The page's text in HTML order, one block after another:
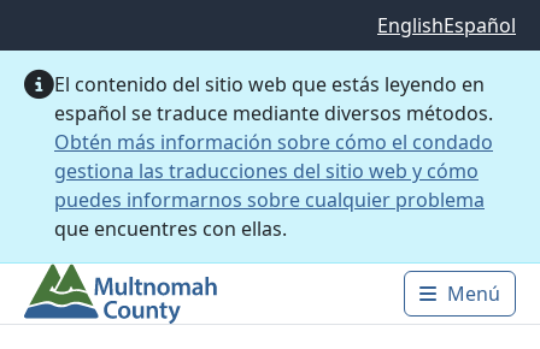
EnglishEspañol
El contenido del sitio web que estás leyendo en
español se traduce mediante diversos métodos.
Obtén más información sobre cómo el condado
gestiona las traducciones del sitio web y cómo
puedes informarnos sobre cualquier problema
que encuentres con ellas.
Main
Menú